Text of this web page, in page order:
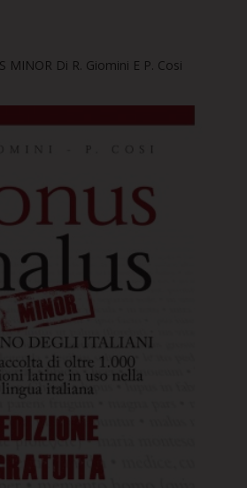
MINOR Di R. Giomini E P. Cosi